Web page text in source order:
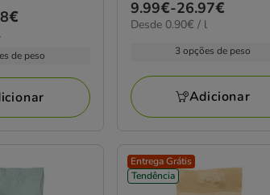
de peso
estrelas
com
Preço
de
26.97€
9.99€-26.97€
0.90€
Desde 0.90€ / l
3 opções de peso
Adicionar
Entrega Grátis
Tendência